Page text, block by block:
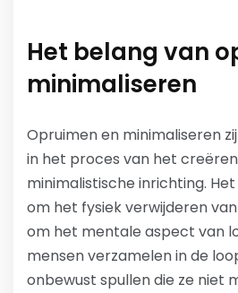
Het belang van
minimaliseren
Opruimen en minimaliseren
in het proces van het
minimalistische inrichting.
om het fysiek verwijderen
om het mentale aspect van
mensen verzamelen in de
onbewust spullen die ze niet